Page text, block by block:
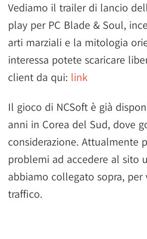
Vediamo il trailer di lancio
play per PC Blade & Soul,
arti marziali e la mitologia
interessa potete scaricare
client da qui: link
Il gioco di NCSoft è già
anni in Corea del Sud, dove
considerazione. Attualmente
problemi ad accedere al sito
abbiamo collegato sopra,
traffico.